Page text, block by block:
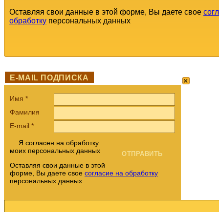
Оставляя свои данные в этой форме, Вы даете свое
обработку персональных данных
E-MAIL ПОДПИСКА ×
Имя *
Фамилия
E-mail *
Я согласен на обработку
моих персональных данных
Оставляя свои данные в этой
форме, Вы даете свое согласие на обработку
персональных данных